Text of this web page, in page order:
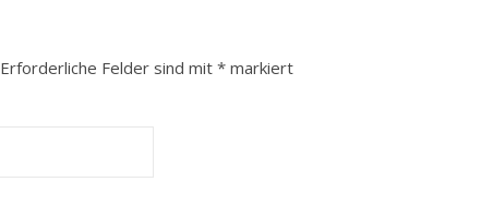
Erforderliche Felder sind mit * markiert